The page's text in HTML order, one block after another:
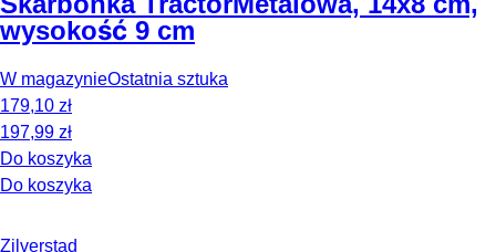
wysokość 9 cm
W magazynieOstatnia sztuka
179,10 zł
197,99 zł
Do koszyka
Do koszyka
Zilverstad